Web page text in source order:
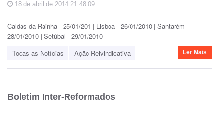
18 de abril de 2014 21:48:09
Caldas da Rainha - 25/01/201 | Lisboa - 26/01/2010 | Santarém -
28/01/2010 | Setúbal - 29/01/2010
Todas as Notícias
Ação Reivindicativa Ler Mais
Boletim Inter-Reformados